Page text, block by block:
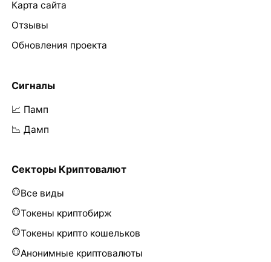
Карта сайта
Отзывы
Обновления проекта
Сигналы
📈 Памп
📉 Дамп
Секторы Криптовалют
Все виды
Токены криптобирж
Токены крипто кошельков
Анонимные криптовалюты